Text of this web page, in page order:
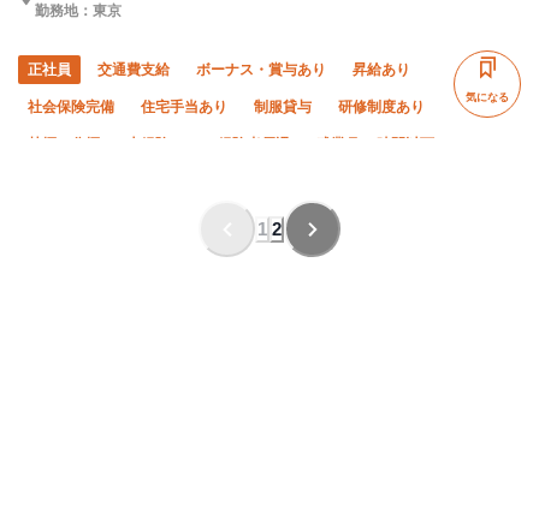
勤務地：東京
正社員 交通費支給 ボーナス・賞与あり 昇給あり
社会保険完備 住宅手当あり 制服貸与 研修制度あり
気になる
1 2